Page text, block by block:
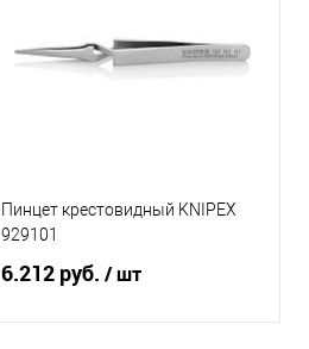
Пинцет крестовидный KNIPEX
929101
6.212 руб./ шт